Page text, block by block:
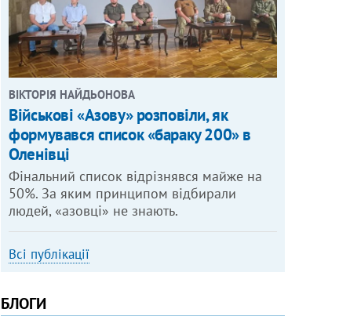
ВІКТОРІЯ НАЙДЬОНОВА
Військові «Азову» розповіли, як
формувався список «бараку 200» в
Оленівці
Фінальний список відрізнявся майже на
50%. За яким принципом відбирали
людей, «азовці» не знають.
Всі публікації
БЛОГИ